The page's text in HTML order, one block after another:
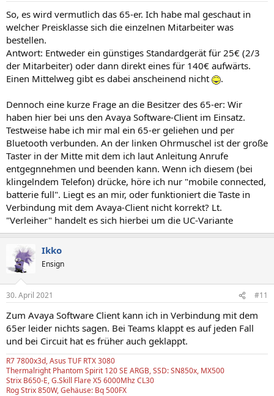
So, es wird vermutlich das 65-er. Ich habe mal geschaut in
welcher Preisklasse sich die einzelnen Mitarbeiter was
bestellen.
Antwort: Entweder ein günstiges Standardgerät für 25€ (2/3
der Mitarbeiter) oder dann direkt eines für 140€ aufwärts.
Einen Mittelweg gibt es dabei anscheinend nicht
.
Dennoch eine kurze Frage an die Besitzer des 65-er: Wir
haben hier bei uns den Avaya Software-Client im Einsatz.
Testweise habe ich mir mal ein 65-er geliehen und per
Bluetooth verbunden. An der linken Ohrmuschel ist der große
Taster in der Mitte mit dem ich laut Anleitung Anrufe
entgegnnehmen und beenden kann. Wenn ich diesem (bei
klingelndem Telefon) drücke, höre ich nur "mobile connected,
batterie full". Liegt es an mir, oder funktioniert die Taste in
Verbindung mit dem Avaya-Client nicht korrekt? Lt.
"Verleiher" handelt es sich hierbei um die UC-Variante
Ikko
Ensign
30. April 2021 #11
Zum Avaya Software Client kann ich in Verbindung mit dem
65er leider nichts sagen. Bei Teams klappt es auf jeden Fall
und bei Circuit hat es früher auch geklappt.
R7 7800x3d, Asus TUF RTX 3080
Thermalright Phantom Spirit 120 SE ARGB, SSD: SN850x, MX500
Strix B650-E, G.Skill Flare X5 6000Mhz CL30
Rog Strix 850W, Gehäuse: Bq 500FX